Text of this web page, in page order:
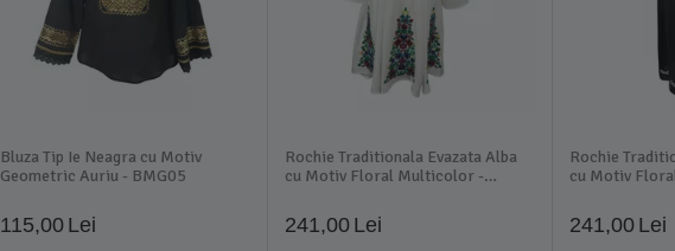
Bluza Tip Ie Neagra cu Motiv
Geometric Auriu - BMG05
115,00 Lei
Rochie Traditionala Evazata Alba
cu Motiv Floral Multicolor -
241,00 Lei
Rochie
cu Motiv
241,00 Lei